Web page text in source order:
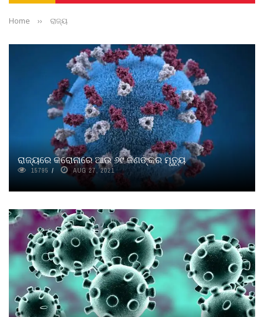
Home ›› ରାଜ୍ୟ
ରାଜ୍ୟରେ କରୋନାରେ ଆଉ ୬୯ ଜଣଙ୍କର ମୃତ୍ୟୁ
15795 AUG 27, 2021